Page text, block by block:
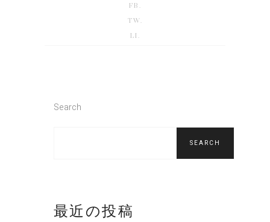
FB.
TW.
LI.
Search
SEARCH
最近の投稿